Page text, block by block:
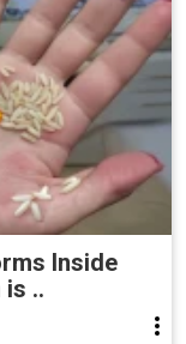
Inside
..